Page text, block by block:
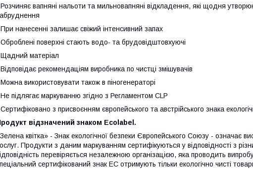
вапняні нальоти та мильновапняні відкладення, які щодня
нанесенні залишає свіжий інтенсивний запах
поверхні стають водо- та брудовідштовхуючі
матеріал
рекомендаціям виробника по чистці змішувачів
використовувати також в піногенераторі
підлягає маркуванню згідно з Регламентом CLP
з присвоєнням європейського та австрійського знака
відзначений знаком Ecolabel.
квітка» - Знак екологічної безпеки Європейського Союзу - означає
Продукти з даним маркуванням сертифікуються у відповідності з
перевіряється незалежною організацією, яка проводить
сертифікований знак EC отримують тільки екологічно чисті